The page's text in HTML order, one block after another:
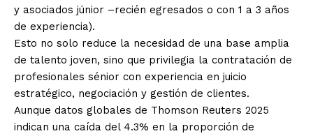
y asociados júnior –recién egresados o con 1 a 3 años
de experiencia).
Esto no solo reduce la necesidad de una base amplia
de talento joven, sino que privilegia la contratación de
profesionales sénior con experiencia en juicio
estratégico, negociación y gestión de clientes.
Aunque datos globales de Thomson Reuters 2025
indican una caída del 4.3% en la proporción de